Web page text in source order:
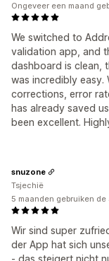
We switched to
validation app, and
dashboard is clean,
was incredibly easy.
corrections, error
has already saved
been excellent.
Ongeveer een maand
Wir sind super
der App hat sich
snuzone
Tsjechië
5 maanden gebruiken de